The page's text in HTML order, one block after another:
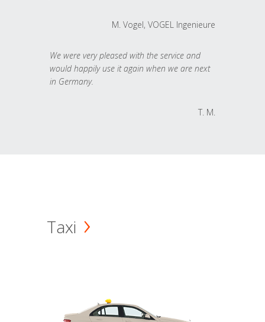
M. Vogel, VOGEL Ingenieure
We were very pleased with the service and
would happily use it again when we are next
in Germany.
T. M.
Taxi